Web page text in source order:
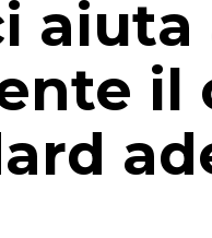
il